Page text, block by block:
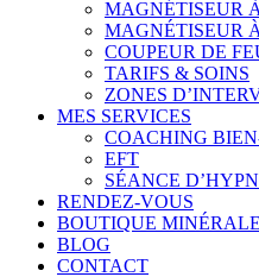
MAGNÉTISEUR
MAGNÉTISEUR
COUPEUR DE
TARIFS & SOINS
ZONES
MES SERVICES
COACHING
EFT
SÉANCE
RENDEZ-VOUS
BOUTIQUE MINÉRALE
BLOG
CONTACT